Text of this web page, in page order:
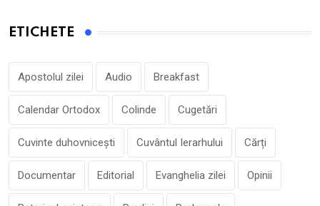
ETICHETE
Apostolul zilei Audio Breakfast
Calendar Ortodox Colinde Cugetări
Cuvinte duhovnicești Cuvântul Ierarhului Cărți
Documentar Editorial Evanghelia zilei Opinii